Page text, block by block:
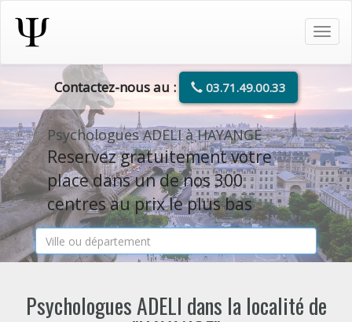
Contactez-nous au : 03.71.49.00.33
Psychologues ADELI à HAYANGE
Reservez gratuitement votre
place dans un de nos 300
centres au prix le plus bas
Psychologues ADELI dans la localité de